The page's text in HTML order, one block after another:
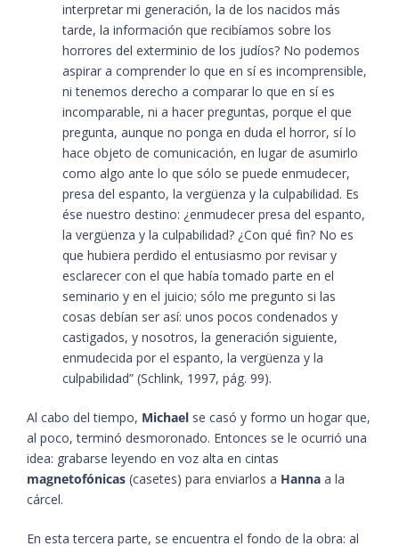
interpretar mi generación, la de los nacidos más
tarde, la información que recibíamos sobre los
horrores del exterminio de los judíos? No podemos
aspirar a comprender lo que en sí es incomprensible,
ni tenemos derecho a comparar lo que en sí es
incomparable, ni a hacer preguntas, porque el que
pregunta, aunque no ponga en duda el horror, sí lo
hace objeto de comunicación, en lugar de asumirlo
como algo ante lo que sólo se puede enmudecer,
presa del espanto, la vergüenza y la culpabilidad. Es
ése nuestro destino: ¿enmudecer presa del espanto,
la vergüenza y la culpabilidad? ¿Con qué fin? No es
que hubiera perdido el entusiasmo por revisar y
esclarecer con el que había tomado parte en el
seminario y en el juicio; sólo me pregunto si las
cosas debían ser así: unos pocos condenados y
castigados, y nosotros, la generación siguiente,
enmudecida por el espanto, la vergüenza y la
culpabilidad”​ (Schlink, 1997, pág. 99)​.
Al cabo del tiempo, Michael se casó y formo un hogar que,
al poco, terminó desmoronado. Entonces se le ocurrió una
idea: grabarse leyendo en voz alta en cintas
magnetofónicas (casetes) para enviarlos a Hanna a la
cárcel.
En esta tercera parte, se encuentra el fondo de la obra: al